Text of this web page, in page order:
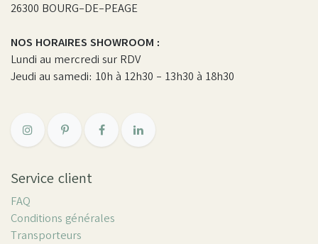
26300 BOURG-DE-PEAGE
NOS HORAIRES SHOWROOM :
Lundi au mercredi sur RDV
Jeudi au samedi: 10h à 12h30 - 13h30 à 18h30
Service client
FAQ
Conditions générales
Transporteurs